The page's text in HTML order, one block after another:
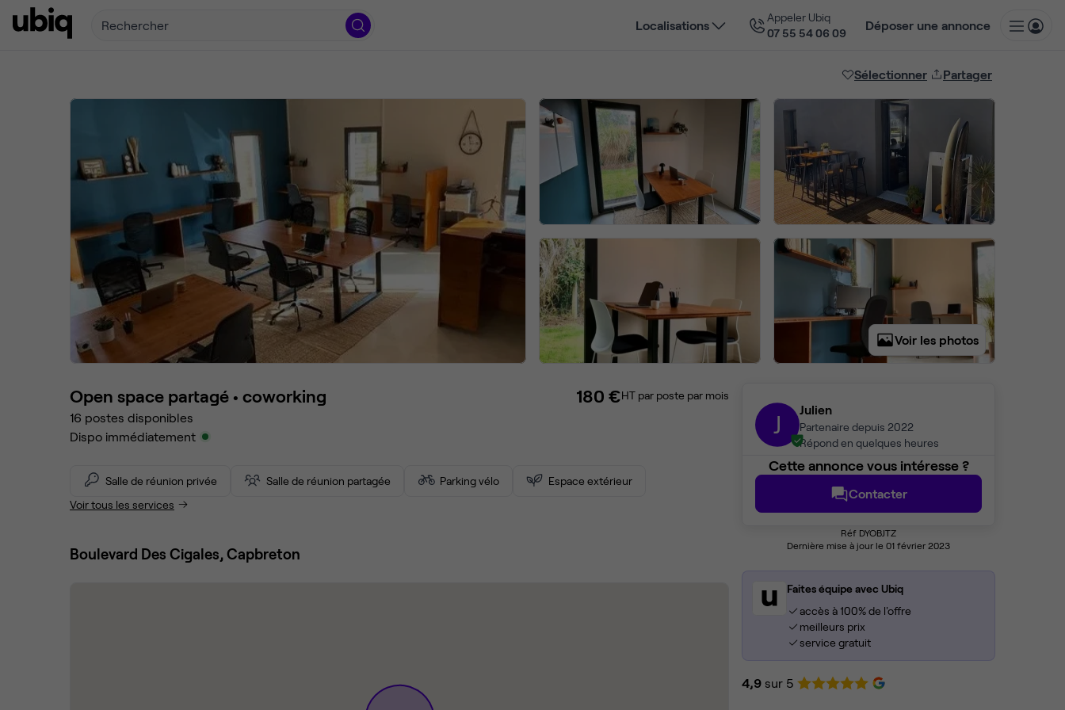
Rechercher Localisations
Appeler Ubiq
07 55 54 06 09
Déposer une annonce
Sélectionner Partager
Voir les photos
J Julien
Partenaire depuis 2022
Répond en quelques heures
Cette annonce vous intéresse ?
Contacter
Réf DYOBJTZ
Dernière mise à jour le 01 février 2023
Faites équipe avec Ubiq
accès à 100% de l'offre
meilleurs prix
service gratuit
4,9 sur 5
Open space partagé • coworking
16 postes disponibles
Dispo immédiatement
180 €HT par poste par mois
Salle de réunion privée Salle de réunion partagée Parking vélo
Espace extérieur
Voir tous les services
Boulevard Des Cigales, Capbreton